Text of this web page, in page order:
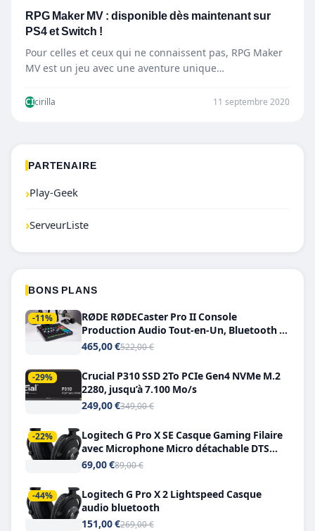
RPG Maker MV : disponible dès maintenant sur
PS4 et Switch !
Pour celles et ceux qui ne connaissent pas, RPG Maker
MV est un jeu avec une aventure unique…
CIcirilla 11 septembre 2020
PARTENAIRE
›Play-Geek
›ServeurListe
BONS PLANS
-11%
RØDE RØDECaster Pro II Console
Production Audio Tout-en-Un, Bluetooth et
Double USB-C
465,00 €522,00 €
-29%
Crucial P310 SSD 2To PCIe Gen4 NVMe M.2
2280, jusqu’à 7.100 Mo/s
249,00 €349,00 €
-22%
Logitech G Pro X SE Casque Gaming Filaire
avec Microphone Micro détachable DTS
Headphone X 7.1
69,00 €89,00 €
-44%
Logitech G Pro X 2 Lightspeed Casque
audio bluetooth
151,00 €269,00 €